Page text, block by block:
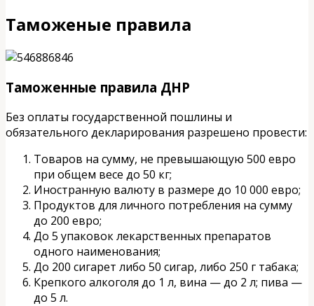
Таможеные правила
Таможенные правила ДНР
Без оплаты государственной пошлины и
обязательного декларирования разрешено провести:
Товаров на сумму, не превышающую 500 евро
при общем весе до 50 кг;
Иностранную валюту в размере до 10 000 евро;
Продуктов для личного потребления на сумму
до 200 евро;
До 5 упаковок лекарственных препаратов
одного наименования;
До 200 сигарет либо 50 сигар, либо 250 г табака;
Крепкого алкоголя до 1 л, вина — до 2 л; пива —
до 5 л.